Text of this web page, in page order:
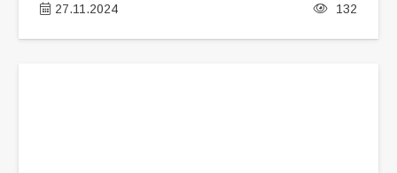
27.11.2024 132